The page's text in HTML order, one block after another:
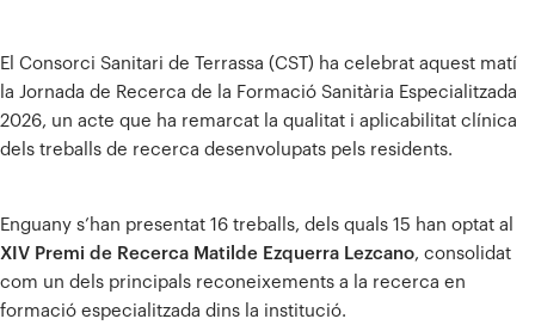
El Consorci Sanitari de Terrassa (CST) ha celebrat aquest matí
la Jornada de Recerca de la Formació Sanitària Especialitzada
2026, un acte que ha remarcat la qualitat i aplicabilitat clínica
dels treballs de recerca desenvolupats pels residents.
Enguany s’han presentat 16 treballs, dels quals 15 han optat al
XIV Premi de Recerca Matilde Ezquerra Lezcano, consolidat
com un dels principals reconeixements a la recerca en
formació especialitzada dins la institució.